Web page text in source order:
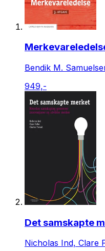
Bendik M.
949,-
Det samskapte
Nicholas Ind, Clare